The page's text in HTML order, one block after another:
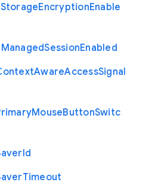
StorageEncryptionEnable
ManagedSessionEnabled
AwareAccessSignal
MouseButtonSwitc
Id
Timeout